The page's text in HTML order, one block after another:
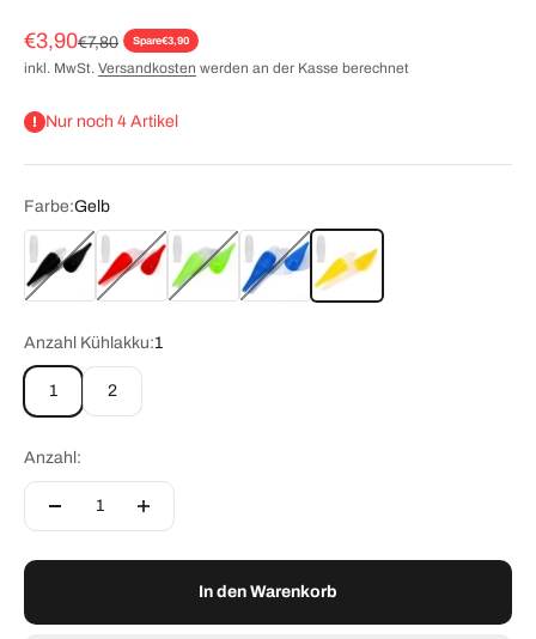
Angebot
€3,90Regulärer Preis
€7,80 Spare€3,90
inkl. MwSt. Versandkosten werden an der Kasse berechnet
Nur noch 4 Artikel
Farbe:Gelb
Schwarz
Rot Grün Blau Gelb
Anzahl Kühlakku:1
1 2
Anzahl:
In den Warenkorb